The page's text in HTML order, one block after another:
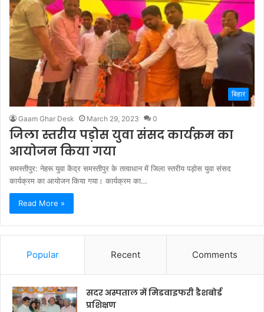
बिहार
Gaam Ghar Desk March 29, 2023 0
जिला स्तरीय पड़ोस युवा संसद कार्यक्रम का
आयोजन किया गया
समस्तीपुर: नेहरू युवा केंद्र समस्तीपुर के तत्वाधान में जिला स्तरीय पड़ोस युवा संसद
कार्यक्रम का आयोजन किया गया। कार्यक्रम का…
Read More »
Popular Recent Comments
सदर अस्पताल में मिडवाइफरी डैशबोर्ड
प्रशिक्षण